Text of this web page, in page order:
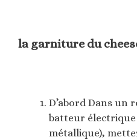
la garniture du
D’abord Dans un
batteur électrique
métallique),